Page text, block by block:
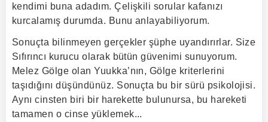
kendimi buna adadım. Çelişkili sorular kafanızı
kurcalamış durumda. Bunu anlayabiliyorum.
Sonuçta bilinmeyen gerçekler şüphe uyandırırlar. Size
Sıfırıncı kurucu olarak bütün güvenimi sunuyorum.
Melez Gölge olan Yuukka’nın, Gölge kriterlerini
taşıdığını düşündünüz. Sonuçta bu bir sürü psikolojisi.
Aynı cinsten biri bir harekette bulunursa, bu hareketi
tamamen o cinse yüklemek...